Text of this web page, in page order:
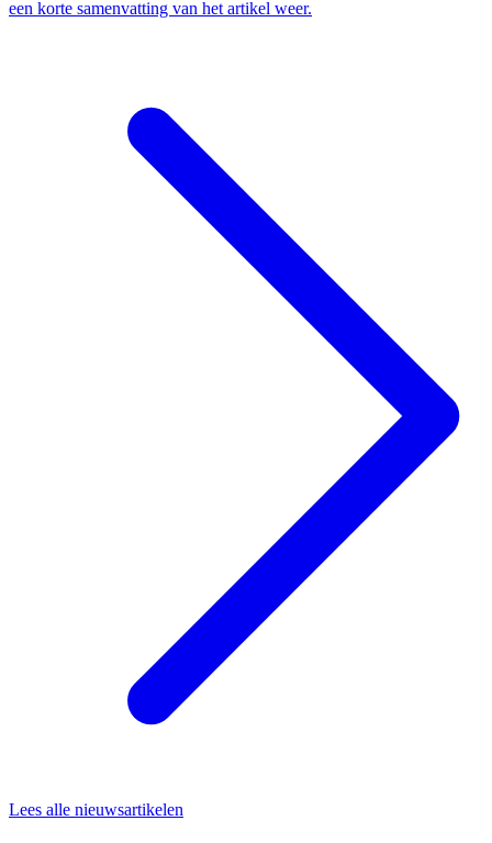
een korte samenvatting van het artikel weer.
Lees alle nieuwsartikelen